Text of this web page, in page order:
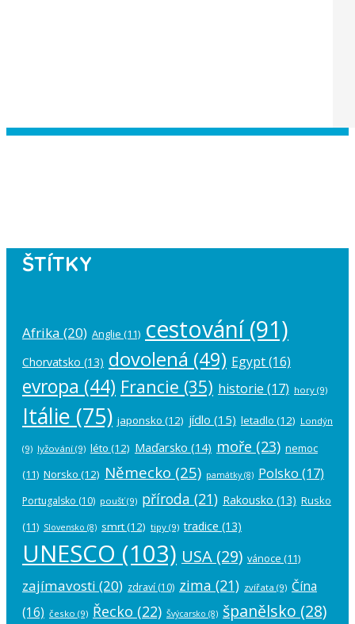
ŠTÍTKY
Afrika (20) Anglie (11) cestování(91)
Chorvatsko (13) dovolená (49) Egypt(16)
evropa (44) Francie (35) historie (17) hory (9)
Itálie (75) japonsko (12) jídlo (15) letadlo (12) Londýn
(9) lyžování (9) léto (12) Maďarsko (14) moře (23) nemoc
(11) Norsko (12) Německo (25) památky(8) Polsko (17)
Portugalsko (10) poušť(9) příroda (21) Rakousko (13) Rusko
(11) Slovensko (8) smrt(12) tipy (9) tradice (13)
UNESCO (103) USA (29) vánoce (11)
zajímavosti (20) zdraví (10) zima (21) zvířata (9) Čína
(16) česko (9) Řecko (22) Švýcarsko (8) španělsko (28)